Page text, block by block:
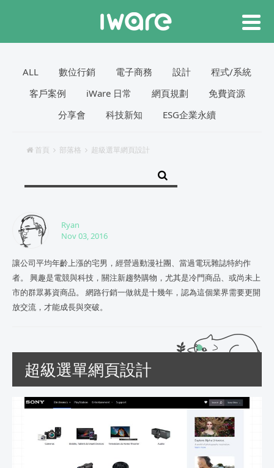
ALL 數位行銷 電子商務 設計
程式/系統
客戶案例
iWare 日常 網頁規劃
免費資源
分享會
科技新知 ESG企業永續
首頁 部落格 超級選單網頁設計
Ryan
Nov 03, 2016
讓公司平均年齡上漲的宅男，經營過動漫社團、當過電玩雜誌特約作
者。 興趣是電競與科技，關注新趨勢購物，尤其是冷門商品、或尚未上
市的群眾募資商品。 網路行銷一做就是十幾年，認為這個業界需要更開
放交流，才能成長與突破。
超級選單網頁設計